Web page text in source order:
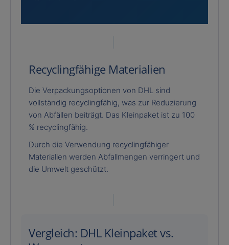
Recyclingfähige Materialien
Die Verpackungsoptionen von DHL sind
vollständig recyclingfähig, was zur Reduzierung
von Abfällen beiträgt. Das Kleinpaket ist zu 100
% recyclingfähig.
Durch die Verwendung recyclingfähiger
Materialien werden Abfallmengen verringert und
die Umwelt geschützt.
Vergleich: DHL Kleinpaket vs.